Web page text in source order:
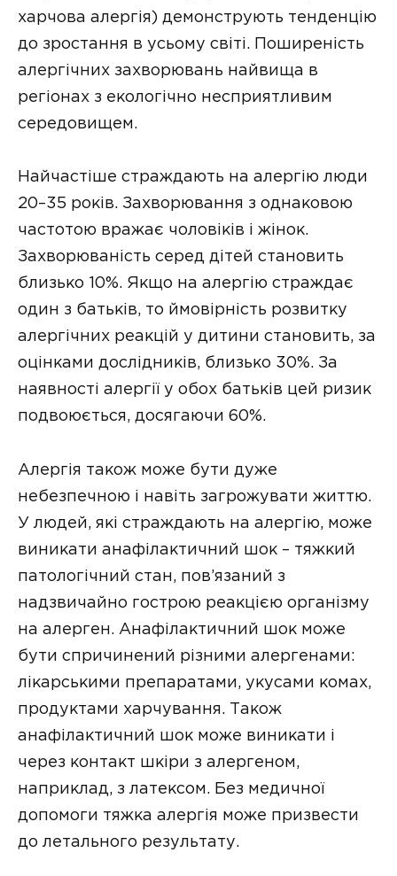
харчова алергія) демонструють тенденцію
до зростання в усьому світі. Поширеність
алергічних захворювань найвища в
регіонах з екологічно несприятливим
середовищем.
Найчастіше страждають на алергію люди
20–35 років. Захворювання з однаковою
частотою вражає чоловіків і жінок.
Захворюваність серед дітей становить
близько 10%. Якщо на алергію страждає
один з батьків, то ймовірність розвитку
алергічних реакцій у дитини становить, за
оцінками дослідників, близько 30%. За
наявності алергії у обох батьків цей ризик
подвоюється, досягаючи 60%.
Алергія також може бути дуже
небезпечною і навіть загрожувати життю.
У людей, які страждають на алергію, може
виникати анафілактичний шок – тяжкий
патологічний стан, пов’язаний з
надзвичайно гострою реакцією організму
на алерген. Анафілактичний шок може
бути спричинений різними алергенами:
лікарськими препаратами, укусами комах,
продуктами харчування. Також
анафілактичний шок може виникати і
через контакт шкіри з алергеном,
наприклад, з латексом. Без медичної
допомоги тяжка алергія може призвести
до летального результату.